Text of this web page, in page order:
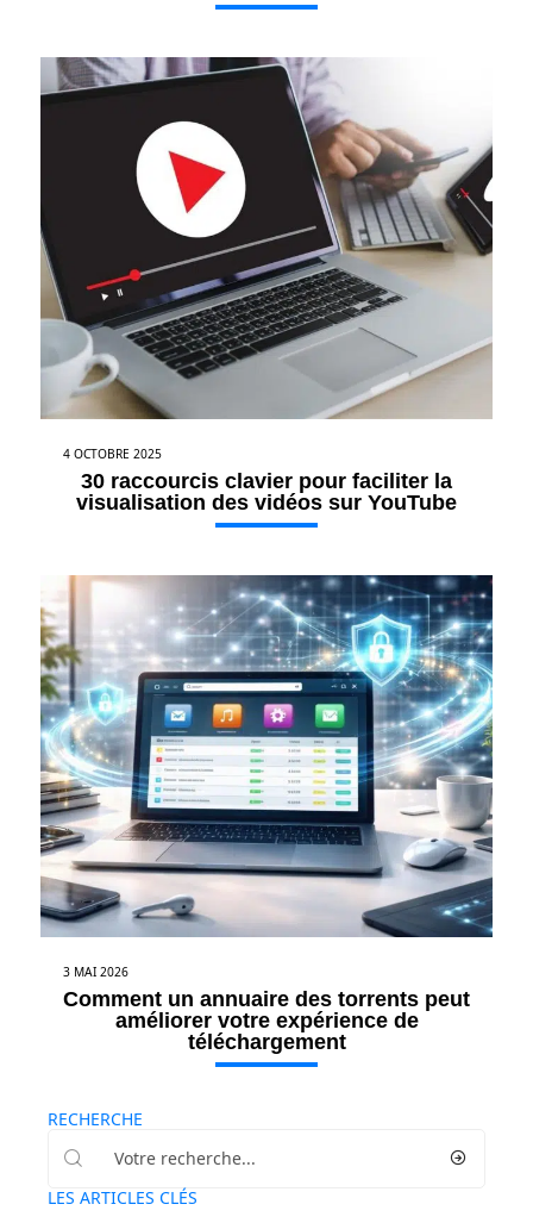
4 OCTOBRE 2025
30 raccourcis clavier pour faciliter la
visualisation des vidéos sur YouTube
3 MAI 2026
Comment un annuaire des torrents peut
améliorer votre expérience de
téléchargement
RECHERCHE
LES ARTICLES CLÉS